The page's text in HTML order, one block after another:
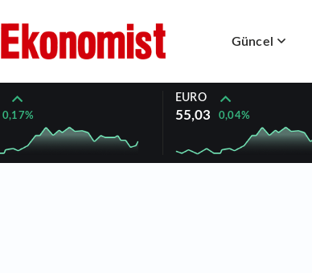
Güncel
0,17%
EURO
55,03 0,04%